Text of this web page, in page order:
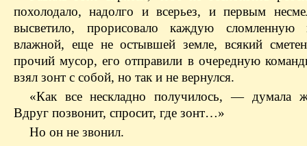
похолодало, надолго и всерьез, и первым
высветило, прорисовало каждую сломленную
влажной, еще не остывшей земле, всякий
прочий мусор, его отправили в очередную
взял зонт с собой, но так и не вернулся.
«Как все нескладно получилось, — думала
Вдруг позвонит, спросит, где зонт…»
Но он не звонил.